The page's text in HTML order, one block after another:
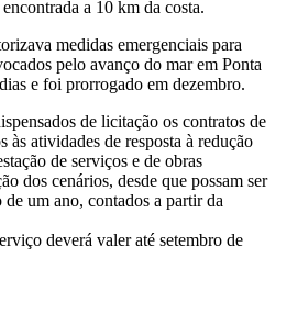
a 10 km da costa.
medidas emergenciais para
pelo avanço do mar em Ponta
e foi prorrogado em dezembro.
de licitação os contratos de
às atividades de resposta à redução
de serviços e de obras
dos cenários, desde que possam ser
um ano, contados a partir da
deverá valer até setembro de